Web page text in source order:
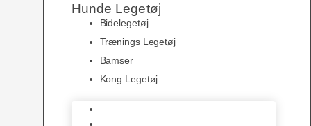
Hunde Legetøj
Bidelegetøj
Trænings Legetøj
Bamser
Kong Legetøj